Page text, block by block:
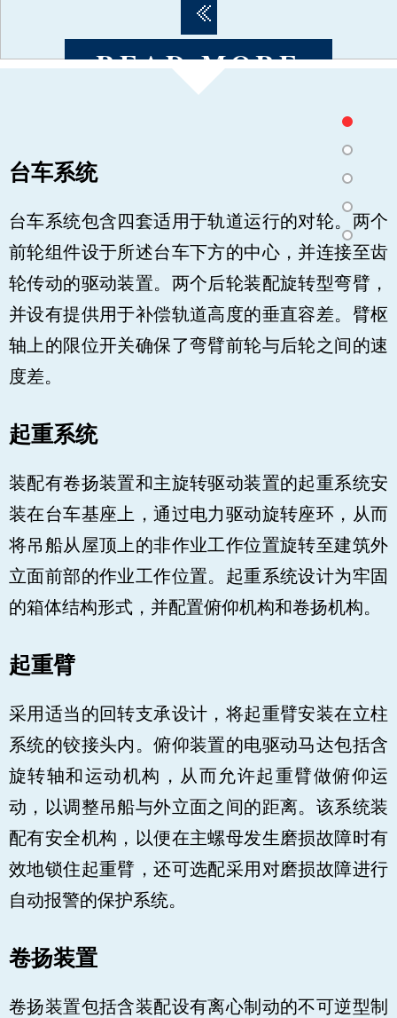
READ MORE
READ MORE
READ MORE
READ MORE
台车系统
台车系统包含四套适用于轨道运行的对轮。两个
前轮组件设于所述台车下方的中心，并连接至齿
轮传动的驱动装置。两个后轮装配旋转型弯臂，
并设有提供用于补偿轨道高度的垂直容差。臂枢
轴上的限位开关确保了弯臂前轮与后轮之间的速
度差。
起重系统
装配有卷扬装置和主旋转驱动装置的起重系统安
装在台车基座上，通过电力驱动旋转座环，从而
将吊船从屋顶上的非作业工作位置旋转至建筑外
立面前部的作业工作位置。起重系统设计为牢固
的箱体结构形式，并配置俯仰机构和卷扬机构。
起重臂
采用适当的回转支承设计，将起重臂安装在立柱
系统的铰接头内。俯仰装置的电驱动马达包括含
旋转轴和运动机构，从而允许起重臂做俯仰运
动，以调整吊船与外立面之间的距离。该系统装
配有安全机构，以便在主螺母发生磨损故障时有
效地锁住起重臂，还可选配采用对磨损故障进行
自动报警的保护系统。
卷扬装置
卷扬装置包括含装配设有离心制动的不可逆型制